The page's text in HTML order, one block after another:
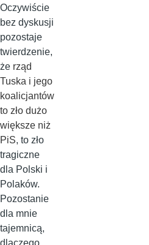
Oczywiście
bez dyskusji
pozostaje
twierdzenie,
że rząd
Tuska i jego
koalicjantów
to zło dużo
większe niż
PiS, to zło
tragiczne
dla Polski i
Polaków.
Pozostanie
dla mnie
tajemnicą,